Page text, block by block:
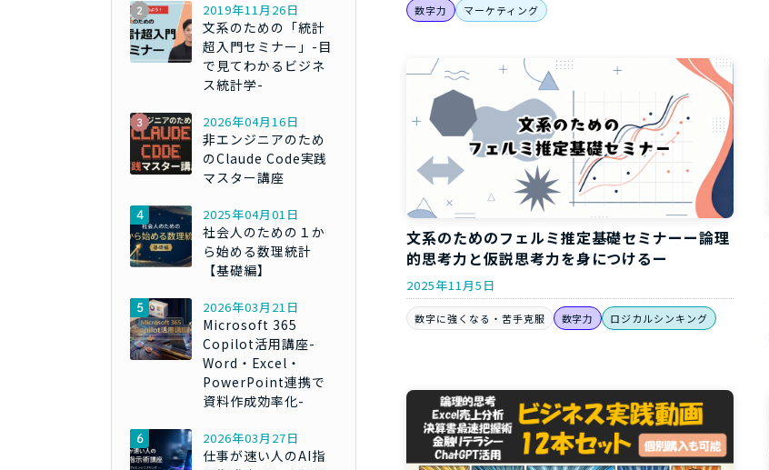
数字力
マーケティング
文系のためのフェルミ推定基礎セミナーー論理
的思考力と仮説思考力を身につけるー
2025年11月5日
数字に強くなる・苦手克服 数字力 ロジカルシンキング
2019年11月26日
文系のための「統計
超入門セミナー」-目
で見てわかるビジネ
ス統計学-
2026年04月16日
非エンジニアのため
のClaude Code実践
マスター講座
2025年04月01日
社会人のための１か
ら始める数理統計
【基礎編】
2026年03月21日
Microsoft 365
Copilot活用講座-
Word・Excel・
PowerPoint連携で
資料作成効率化-
2026年03月27日
仕事が速い人のAI指